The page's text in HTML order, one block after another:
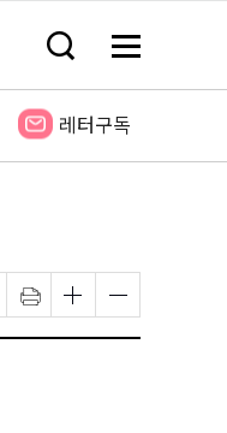
검
창
기
메
전
보
레터구독
인
쇄
하
글
자
크
글
자
크